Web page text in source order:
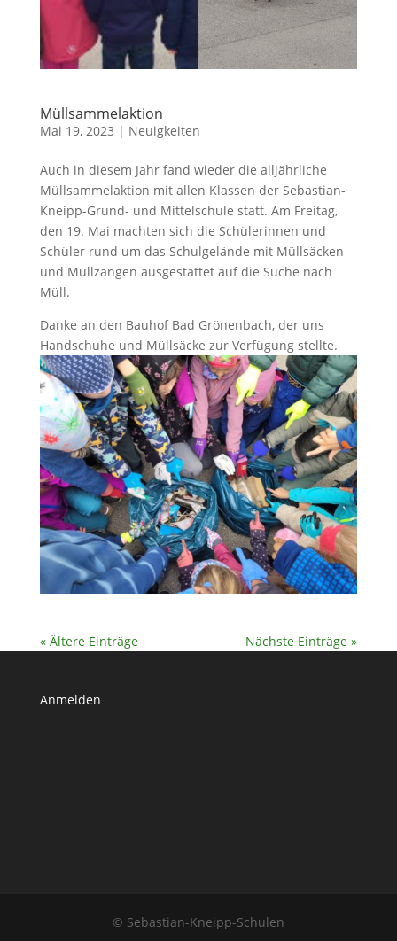
Müllsammelaktion
Mai 19, 2023 | Neuigkeiten
Auch in diesem Jahr fand wieder die alljährliche
Müllsammelaktion mit allen Klassen der Sebastian-
Kneipp-Grund- und Mittelschule statt. Am Freitag,
den 19. Mai machten sich die Schülerinnen und
Schüler rund um das Schulgelände mit Müllsäcken
und Müllzangen ausgestattet auf die Suche nach
Müll.
Danke an den Bauhof Bad Grönenbach, der uns
Handschuhe und Müllsäcke zur Verfügung stellte.
« Ältere Einträge Nächste Einträge »
Anmelden
© Sebastian-Kneipp-Schulen